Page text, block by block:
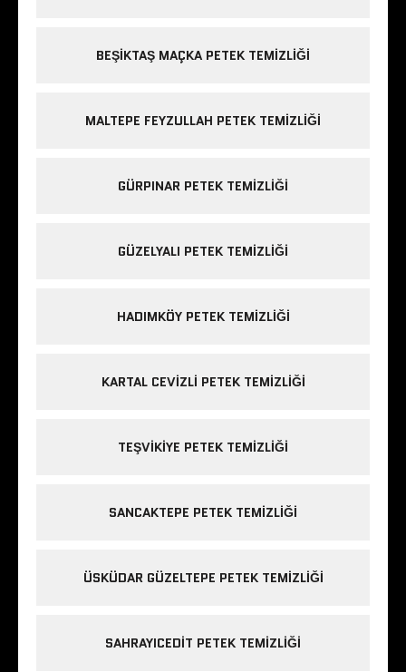
BEŞIKTAŞ MAÇKA PETEK TEMIZLIĞI
MALTEPE FEYZULLAH PETEK TEMIZLIĞI
GÜRPINAR PETEK TEMIZLIĞI
GÜZELYALI PETEK TEMIZLIĞI
HADIMKÖY PETEK TEMIZLIĞI
KARTAL CEVIZLI PETEK TEMIZLIĞI
TEŞVIKIYE PETEK TEMIZLIĞI
SANCAKTEPE PETEK TEMIZLIĞI
ÜSKÜDAR GÜZELTEPE PETEK TEMIZLIĞI
SAHRAYICEDIT PETEK TEMIZLIĞI